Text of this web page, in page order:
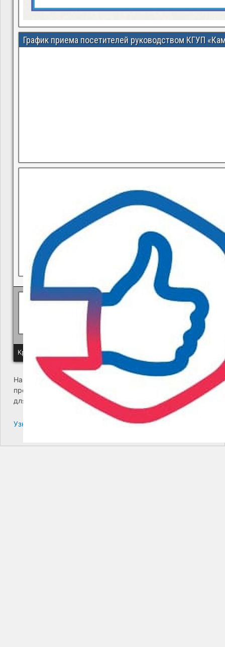
График приема посетителей руководством КГУП
В квитанциях ошибки, в подъезде мусор, сотрудники
Политика КГУП "Камчатский водоканал" в отношении
Краевое государственное унитарное предприятие
На сайте возникла критическая ошибка. Пожалуйста,
проверьте входящие сообщения почты администратора
для дальнейших инструкций.
Узнайте больше про решение проблем с WordPress.